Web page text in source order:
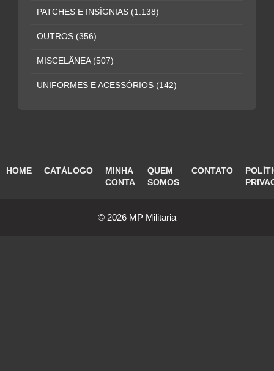
PATCHES E INSÍGNIAS (1.138)
OUTROS (356)
MISCELÂNEA (507)
UNIFORMES E ACESSÓRIOS (142)
HOME CATÁLOGO
MINHA
CONTA
QUEM
SOMOS
CONTATO
© 2026 MP Militaria